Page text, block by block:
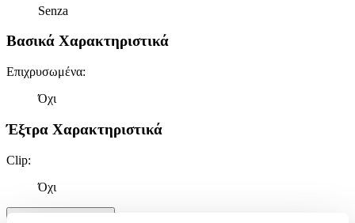
Senza
Βασικά Χαρακτηριστικά
Επιχρυσωμένα:
Όχι
Έξτρα Χαρακτηριστικά
Clip:
Όχι